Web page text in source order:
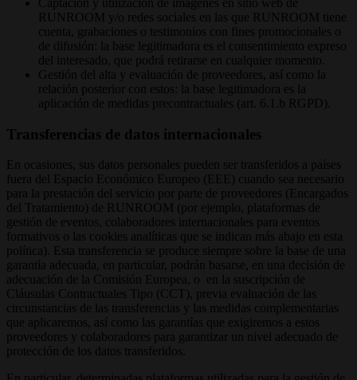
RUNROOM y/o redes sociales en las que RUNROOM tiene
cuenta, grabaciones o testimonios con fines promocionales o
de difusión: la base legitimadora es el consentimiento expreso
del interesado, que podrá retirarse en cualquier momento.
Gestión del alta y evaluación de proveedores, así como la
relación posterior con estos: la base legitimadora es la
aplicación de medidas precontractuales (art. 6.1.b RGPD).
Transferencias de datos internacionales
En ocasiones, sus datos personales pueden ser transferidos a países
fuera del Espacio Económico Europeo (EEE) cuando sea necesario
para la prestación del servicio por parte de proveedores (Encargados
del Tratamiento) de RUNROOM (por ejemplo, plataformas de
gestión de eventos, colaboradores internacionales para eventos
formativos o las cookies analíticas que se indican más abajo en esta
política). Esta transferencia se produce siempre sobre la base de una
garantía adecuada, en particular, podrán basarse, en una decisión de
adecuación de la Comisión Europea, o en la suscripción de
Cláusulas Contractuales Tipo (CCT), previa evaluación de las
circunstancias de las transferencias y las medidas complementarias
que aplicaremos, así como las garantías que exigiremos a estos
proveedores y colaboradores para garantizar un nivel adecuado de
protección de los datos transferidos.